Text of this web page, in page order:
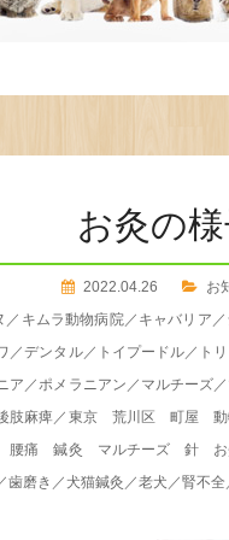
お灸の
2022.04.26
お
／ キムラ動物病院／ キャバリア ／
／デンタル／ トイプードル／ ト
ア ／ポメラニアン ／ マルチーズ／
肢麻痺／ 東京 荒川区 町屋
痛 鍼灸 マルチーズ 針 お
歯磨き ／犬猫鍼灸 ／老犬 ／腎不全